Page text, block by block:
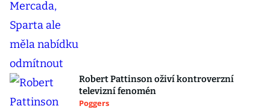
Robert Pattinson oživí kontroverzní
televizní fenomén
Poggers